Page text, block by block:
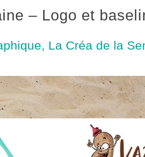
– Logo et
, La Créa de la